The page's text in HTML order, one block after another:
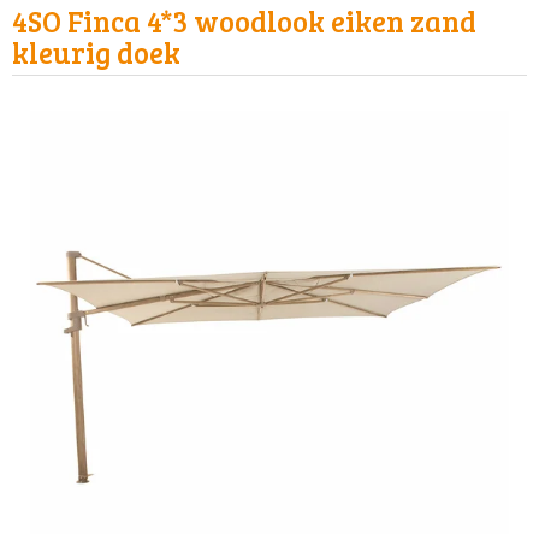
4SO Finca 4*3 woodlook eiken zand
kleurig doek